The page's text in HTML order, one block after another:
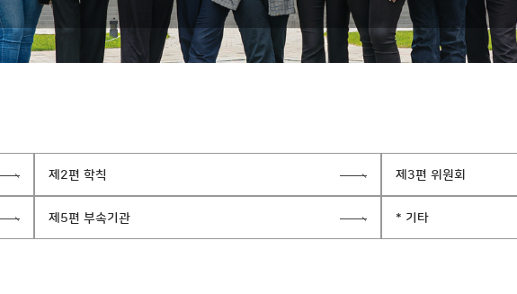
제2편 학칙 제3편 위원회
제5편 부속기관 * 기타